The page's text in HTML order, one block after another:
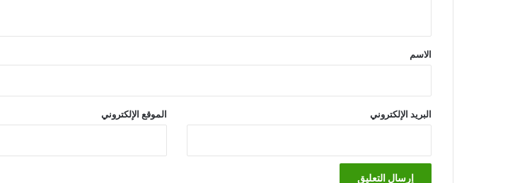
*
الاسم
البريد الإلكتروني الموقع الإلكتروني